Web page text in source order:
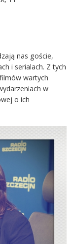
nas goście,
i serialach. Z tych
wartych
w
o ich